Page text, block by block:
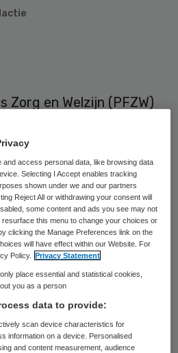
Zorg en Welzijn (PFZW)
Het fonds doet dit
partners in de sector.
wordt onderzocht of
zonder personeel
kunnen opbouwen bij een
nu toe kan dat nog niet,
biedt die
vanuit de behoefte
and access personal data, like browsing data
Selecting I Accept enables tracking
shown under we and our partners
Reject All or withdrawing your consent will
some content and ads you see may not
this menu to change your choices or
clicking the Manage Preferences link on the
will have effect within our Website. For
Policy.
Privacy Statement
place essential and statistical cookies,
you as a person
data to provide:
scan device characteristics for
information on a device. Personalised
and content measurement, audience